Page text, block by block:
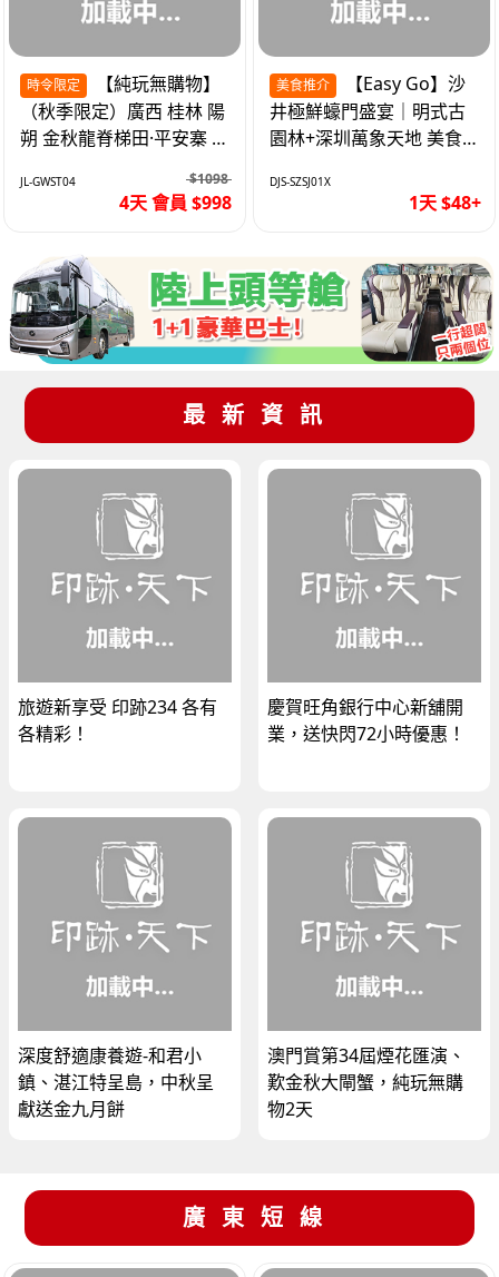
時令限定
（秋季限定）廣西 桂林 陽
朔 金秋龍脊梯田·平安寨 城
4天
JL-GWST04 $1098
4天 會員 $998
美食推介
井極鮮蠔門盛宴｜明式古
園林+深圳萬象天地 美食
DJS-SZSJ01X
1天 $48+
最新資訊
旅遊新享受 印跡234 各有
各精彩！
慶賀旺角銀行中心新舖開
業，送快閃72小時優惠！
深度舒適康養遊-和君小
鎮、湛江特呈島，中秋呈
獻送金九月餅
澳門賞第34屆煙花匯演、
歎金秋大閘蟹，純玩無購
物2天
廣東短線